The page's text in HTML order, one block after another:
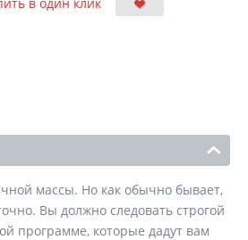
массы. Но как обычно бывает,
Вы должно следовать строгой
программе, которые дадут вам